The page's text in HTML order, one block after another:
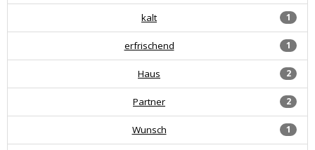
1
kalt
1
erfrischend
2
Haus
2
Partner
1
Wunsch